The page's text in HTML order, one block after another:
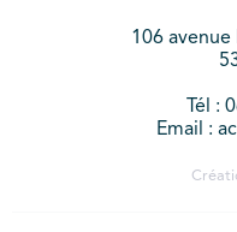
106
Tél :
Email :